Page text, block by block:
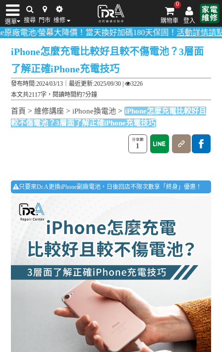
選單 搜尋 門市 维修 登入
0
購物車
iPhone維修/價格 筆電維修/價格 Android手機維修/價格 MacBook維修/價
大降價！當天換好加碼180天保固！活動詳情請點我！多數品
iPhone怎麼充電比較好且較不傷電池？3層面
了解正確iPhone充電技巧
發布時間:2024/03/13｜最近更新:2025/09/30 |
3226
本文共2117字，閱讀時間約7分鐘
首頁 >維修講座 >iPhone換電池 > iPhone怎麼充電比較好且
較不傷電池？3層面了解正確iPhone充電技巧
1
只要來Dr.A更換iPhone副廠電池，日後回店不限次數享「終身」優惠！